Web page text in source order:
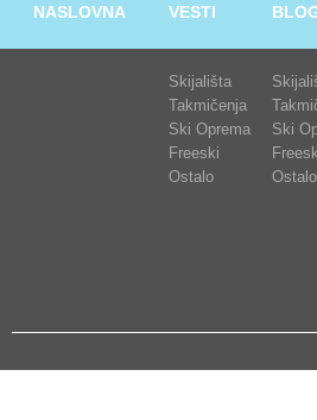
NASLOVNA VESTI
Skijališta
Takmičenja
Ski Oprema
Freeski
Ostalo
Ski
Ostalo